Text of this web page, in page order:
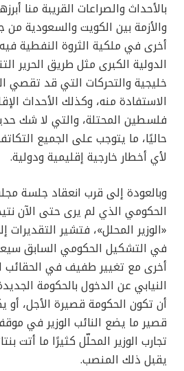
بالأحداث والصراعات القريبة منا
والأزمة بين الكويت والسعودية
أخرى في ملكية الثروة النفطية
الدولية الكبرى مثل طريق الحرير
خليجية والتحركات التي قد تقصي
الاستفادة منه، وكذلك الأحداث
فلسطين المحتلة، والتي لا شك
حاليًا، ما يتوجب على الجميع
لأي أخطار خارجية إقليمية ودولية.
وبالعودة إلى قرب انعقاد جلسة
الحكومي الذي لم يرى حتى الآن
«الوزير المحلل»، فتشير التقديرات
في التشكيل الحكومي السابق
أخرى مع تغيير طفيف في الحقائب
النيابي عن الدخول بالحكومة
أن تكون الحكومة قصيرة الأجل،
قصير ما يضع النائب الوزير في
تجارب الوزير المحلّل كثيرًا ما أتت
يقبل ذلك المنصب.